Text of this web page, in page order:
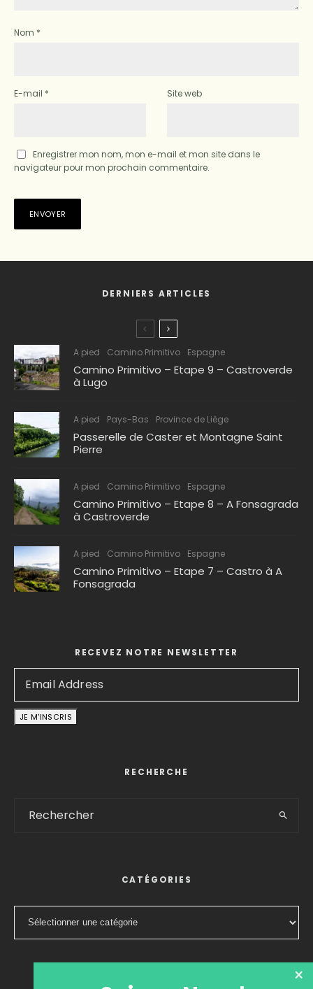
Nom *
E-mail * Site web
Enregistrer mon nom, mon e-mail et mon site dans le
navigateur pour mon prochain commentaire.
DERNIERS ARTICLES
A pied Camino Primitivo Espagne
Camino Primitivo – Etape 9 – Castroverde
à Lugo
A pied Pays-Bas Province de Liège
Passerelle de Caster et Montagne Saint
Pierre
A pied Camino Primitivo Espagne
Camino Primitivo – Etape 8 – A Fonsagrada
à Castroverde
A pied Camino Primitivo Espagne
Camino Primitivo – Etape 7 – Castro à A
Fonsagrada
RECEVEZ NOTRE NEWSLETTER
RECHERCHE
CATÉGORIES
×